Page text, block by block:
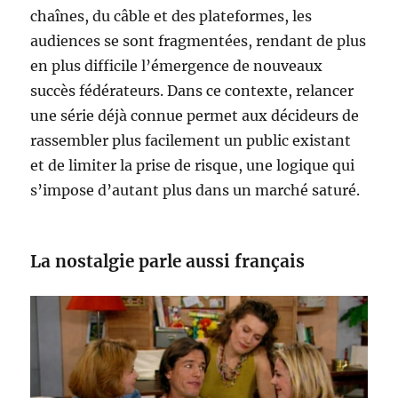
chaînes, du câble et des plateformes, les
audiences se sont fragmentées, rendant de plus
en plus difficile l’émergence de nouveaux
succès fédérateurs. Dans ce contexte, relancer
une série déjà connue permet aux décideurs de
rassembler plus facilement un public existant
et de limiter la prise de risque, une logique qui
s’impose d’autant plus dans un marché saturé.
La nostalgie parle aussi français